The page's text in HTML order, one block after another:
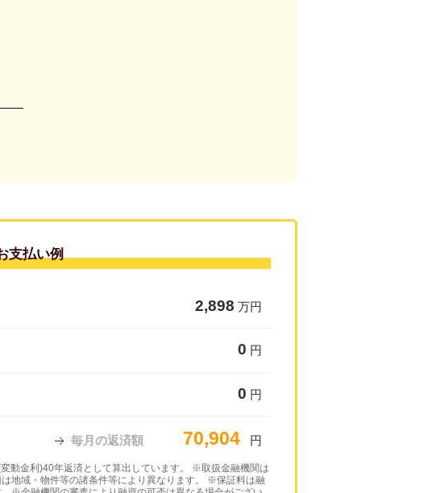
支払い例
2,898 万円
0 円
0 円
毎月の返済額 70,904 円
動金利)40年返済として算出しています。 ※取扱金融機関は
地域・物件等の諸条件等により異なります。 ※保証料は融